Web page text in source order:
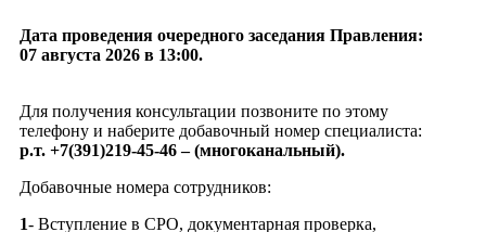
Дата проведения очередного заседания Правления:
07 августа 2026 в 13:00.
Для получения консультации позвоните по этому
телефону и наберите добавочный номер специалиста:
р.т. +7(391)219-45-46 – (многоканальный).
Добавочные номера сотрудников:
1- Вступление в СРО, документарная проверка,